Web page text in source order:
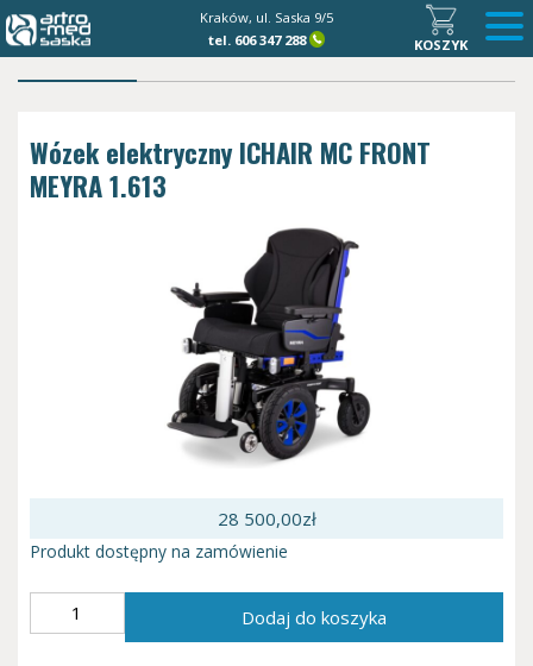
Kraków, ul. Saska 9/5
tel. 606 347 288 KOSZYK
Wózek elektryczny ICHAIR MC FRONT
MEYRA 1.613
28 500,00zł
Produkt dostępny na zamówienie
Wózek
Dodaj do koszyka